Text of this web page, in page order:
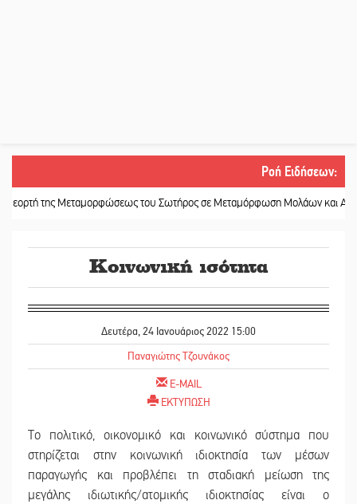
Ροή Ειδήσεων:
Μεταμορφώσεως του Σωτήρος σε Μεταμόρφωση Μολάων και Ανθοχώρι
Κοινωνική ισότητα
Δευτέρα, 24 Ιανουάριος 2022 15:00
Παναγιώτης Τζουνάκος
E-MAIL
ΕΚΤΥΠΩΣΗ
Το πολιτικό, οικονομικό και κοινωνικό σύστημα που
στηρίζεται στην κοινωνική ιδιοκτησία των μέσων
παραγωγής και προβλέπει τη σταδιακή μείωση της
μεγάλης ιδιωτικής/ατομικής ιδιοκτησίας είναι ο